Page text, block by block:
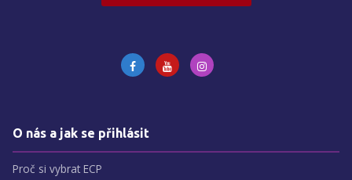
O nás a jak se přihlásit
Proč si vybrat ECP